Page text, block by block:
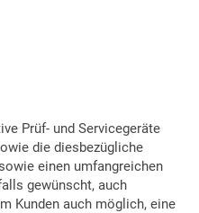
Prüf- und Servicegeräte
die diesbezügliche
einen umfangreichen
gewünscht, auch
Kunden auch möglich, eine